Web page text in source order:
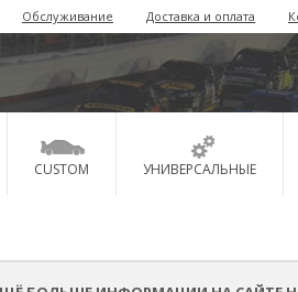
Обслуживание Доставка и оплата
CUSTOM УНИВЕРСАЛЬНЫЕ